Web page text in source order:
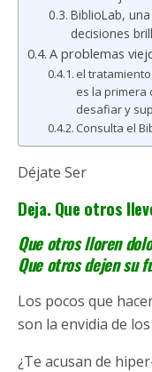
BiblioLab,
decisiones
A problemas
el
es la primera
desafiar y
Consulta el
Déjate Ser
Deja. Que otros
Que otros lloren
Que otros dejen su
Los pocos que
son la envidia de
¿Te acusan de